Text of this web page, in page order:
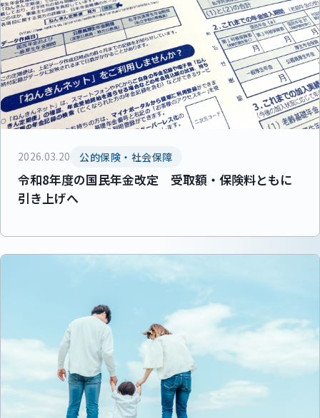
2026.03.20 公的保険・社会保障
令和8年度の国民年金改定 受取額・保険料ともに
引き上げへ